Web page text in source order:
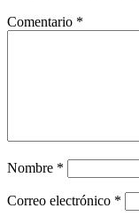
Comentario *
Nombre *
Correo electrónico *